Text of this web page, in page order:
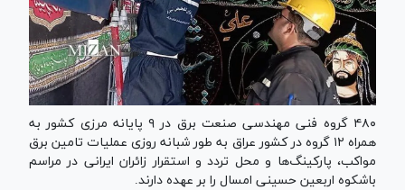
۴۸۰ گروه فنی مهندسی صنعت برق در ۹ پایانه مرزی کشور به
همراه ۱۲ گروه در کشور عراق به طور شبانه روزی عملیات تامین برق
مواکب، پارکینگ‌ها و محل تردد و استقرار زائران ایرانی در مراسم
باشکوه اربعین حسینی امسال را بر عهده دارند.